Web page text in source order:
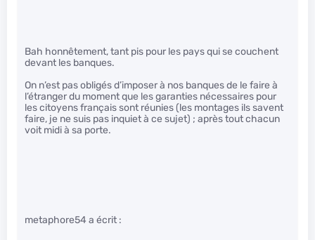
Bah honnêtement, tant pis pour les pays qui se couchent
devant les banques.
On n’est pas obligés d’imposer à nos banques de le faire à
l’étranger du moment que les garanties nécessaires pour
les citoyens français sont réunies (les montages ils savent
faire, je ne suis pas inquiet à ce sujet) ; après tout chacun
voit midi à sa porte.
metaphore54 a écrit :